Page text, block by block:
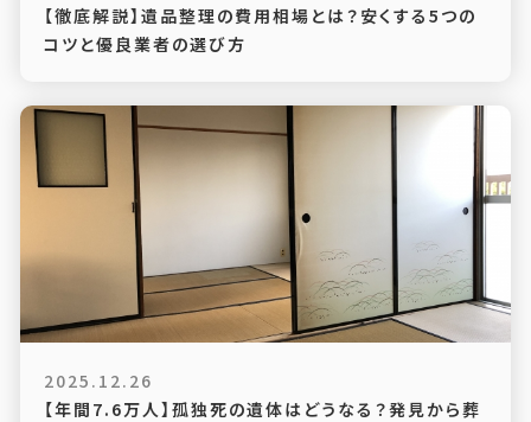
【徹底解説】遺品整理の費用相場とは？安くする5つの
コツと優良業者の選び方
2025.12.26
【年間7.6万人】孤独死の遺体はどうなる？発見から葬